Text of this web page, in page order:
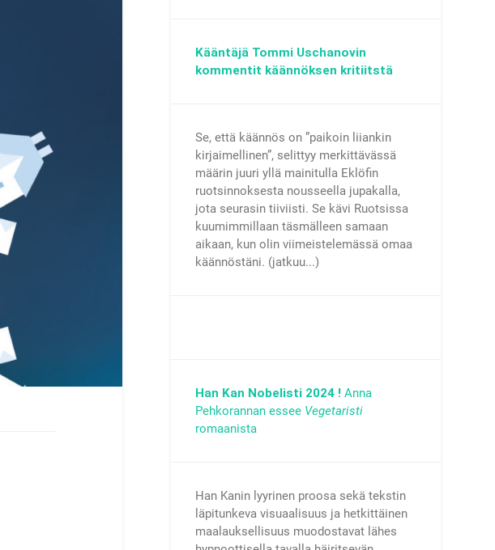
Kääntäjä Tommi Uschanovin
kommentit käännöksen kritiitstä
Se, että käännös on ”paikoin liiankin
kirjaimellinen”, selittyy merkittävässä
määrin juuri yllä mainitulla Eklöfin
ruotsinnoksesta nousseella jupakalla,
jota seurasin tiiviisti. Se kävi Ruotsissa
kuumimmillaan täsmälleen samaan
aikaan, kun olin viimeistelemässä omaa
käännöstäni. (jatkuu...)
Han Kan Nobelisti 2024 ! Anna
Pehkorannan essee Vegetaristi
romaanista
Han Kanin lyyrinen proosa sekä tekstin
läpitunkeva visuaalisuus ja hetkittäinen
maalauksellisuus muodostavat lähes